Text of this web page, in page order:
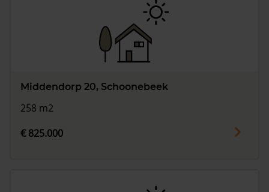
Middendorp 20, Schoonebeek
258 m2
€ 825.000